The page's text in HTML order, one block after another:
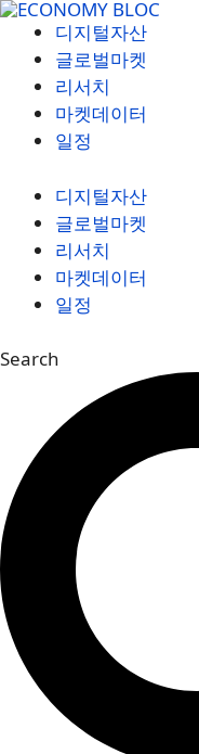
컨
디지털자산
글로벌마켓
리서치
마켓데이터
일정
디지털자산
글로벌마켓
리서치
마켓데이터
일정
Search